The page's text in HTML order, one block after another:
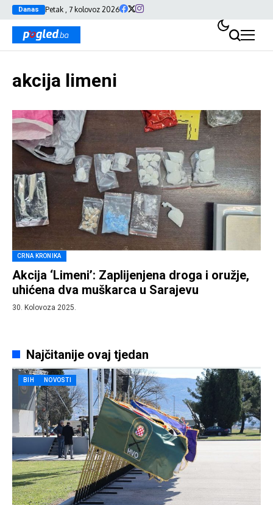
Danas Petak , 7 kolovoz 2026
akcija limeni
CRNA KRONIKA
Akcija ‘Limeni’: Zaplijenjena droga i oružje,
uhićena dva muškarca u Sarajevu
30. Kolovoza 2025.
Najčitanije ovaj tjedan
BIH NOVOSTI